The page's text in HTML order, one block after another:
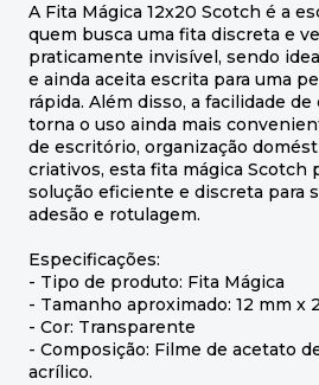
A Fita Mágica 12x20 Scotch é a
quem busca uma fita discreta e
praticamente invisível, sendo
e ainda aceita escrita para uma
rápida. Além disso, a facilidade
torna o uso ainda mais
de escritório, organização
criativos, esta fita mágica Scotch
solução eficiente e discreta para
adesão e rotulagem.
Especificações:
- Tipo de produto: Fita Mágica
- Tamanho aproximado: 12 mm x
- Cor: Transparente
- Composição: Filme de acetato
acrílico.